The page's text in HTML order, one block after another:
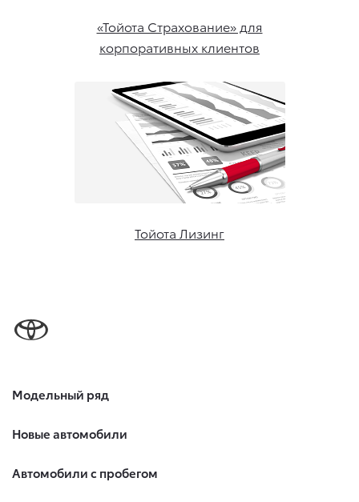
«Тойота Страхование» для
корпоративных клиентов
Тойота Лизинг
Модельный ряд
Новые автомобили
Автомобили с пробегом